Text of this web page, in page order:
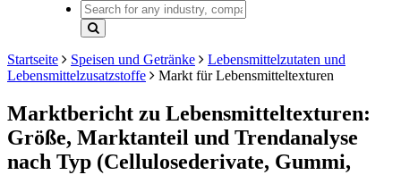
Startseite Speisen und Getränke
Lebensmittelzutaten und
Lebensmittelzusatzstoffe
Markt für Lebensmitteltexturen
Marktbericht zu Lebensmitteltexturen:
Größe, Marktanteil und Trendanalyse
nach Typ (Cellulosederivate, Gummi,